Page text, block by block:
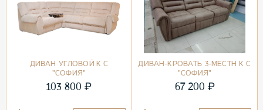
ДИВАН УГЛОВОЙ К С
"СОФИЯ"
103 800 ₽
ДИВАН-КРОВАТЬ 3-МЕСТН К С
"СОФИЯ"
67 200 ₽